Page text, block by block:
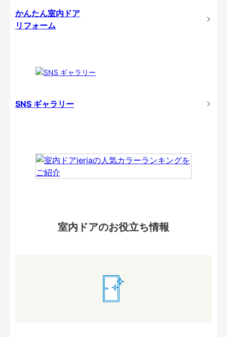
かんたん室内ドア
リフォーム
SNS ギャラリー
室内ドアのお役立ち情報